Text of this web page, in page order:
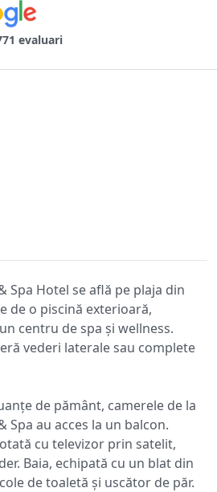
evaluari
Spa Hotel se află pe plaja din
de o piscină exterioară,
centru de spa și wellness.
vederi laterale sau complete
de pământ, camerele de la
Spa au acces la un balcon.
cu televizor prin satelit,
Baia, echipată cu un blat din
de toaletă și uscător de păr.